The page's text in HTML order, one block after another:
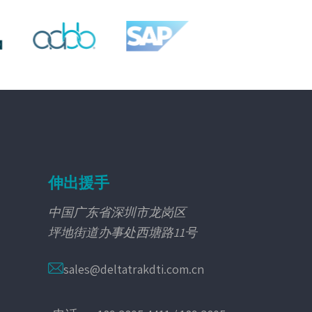
伸出援手
中国广东省深圳市龙岗区
坪地街道办事处西塘路11号
sales@deltatrakdti.com.cn